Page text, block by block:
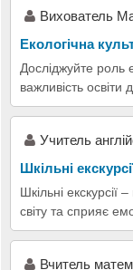
Вихователь
Екологічна
Досліджуйте роль
важливість освіти
Учитель
Шкільні
Шкільні
світу та сприяє
Вчитель